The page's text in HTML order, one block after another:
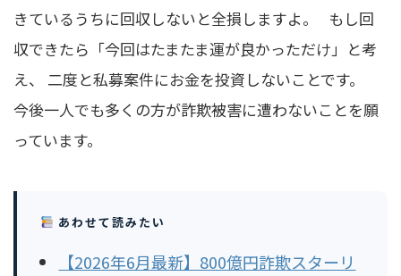
きているうちに回収しないと全損しますよ。 もし回
収できたら「今回はたまたま運が良かっただけ」と考
え、 二度と私募案件にお金を投資しないことです。
今後一人でも多くの方が詐欺被害に遭わないことを願
っています。
あわせて読みたい
【2026年6月最新】800億円詐欺スターリ